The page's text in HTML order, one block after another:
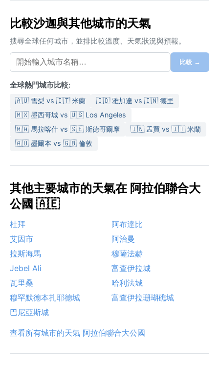
比較沙迦與其他城市的天氣
搜尋全球任何城市，並排比較溫度、天氣狀況與預報。
比較 →
全球熱門城市比較:
🇦🇺 雪梨 vs 🇮🇹 米蘭
🇮🇩 雅加達 vs 🇮🇳 德里
🇲🇽 墨西哥城 vs 🇺🇸 Los Angeles
🇲🇦 馬拉喀什 vs 🇸🇪 斯德哥爾摩
🇮🇳 孟買 vs 🇮🇹 米蘭
🇦🇺 墨爾本 vs 🇬🇧 倫敦
其他主要城市的天氣在 阿拉伯聯合大
公國 🇦🇪
杜拜
阿布達比
艾因市
阿治曼
拉斯海馬
穆薩法赫
Jebel Ali
富查伊拉城
瓦里桑
哈利法城
穆罕默德本扎耶德城
富查伊拉珊瑚礁城
巴尼亞斯城
查看所有城市的天氣 阿拉伯聯合大公國